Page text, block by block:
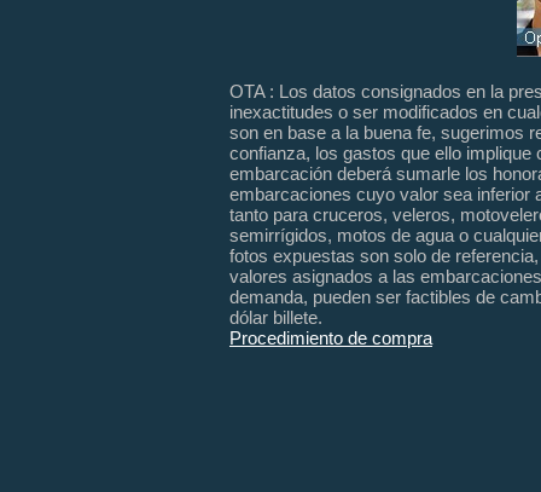
OTA : Los datos consignados en la
inexactitudes o ser modificados en
son en base a la buena fe, sugerimos
confianza, los gastos que ello
embarcación deberá sumarle los
embarcaciones cuyo valor sea inferior
tanto para cruceros, veleros,
semirrígidos, motos de agua o
fotos expuestas son solo de
valores asignados a las
demanda, pueden ser factibles de
dólar billete.
Procedimiento de compra